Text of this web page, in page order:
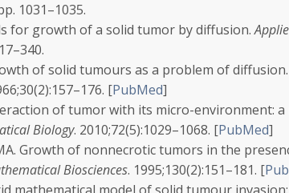
1031–1035.
for growth of a solid tumor by diffusion.
of solid tumours as a problem of diffusion.
30(2):157–176. [PubMed]
of tumor with its micro-environment:
Biology. 2010;72(5):1029–1068. [PubMed]
Growth of nonnecrotic tumors in the
Biosciences. 1995;130(2):151–181. [